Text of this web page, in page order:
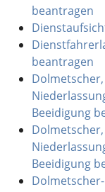
beantragen
beantragen
Beeidigung
Beeidigung